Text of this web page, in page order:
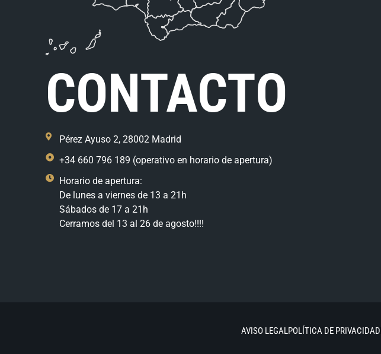
CONTACTO
Pérez Ayuso 2, 28002 Madrid
+34 660 796 189 (operativo en horario de apertura)
Horario de apertura:
De lunes a viernes de 13 a 21h
Sábados de 17 a 21h
Cerramos del 13 al 26 de agosto!!!!
AVISO LEGALPOLÍTICA DE PRIVACIDAD